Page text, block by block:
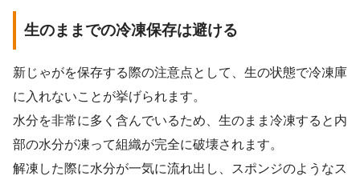
生のままでの冷凍保存は避ける
新じゃがを保存する際の注意点として、生の状態で冷凍庫
に入れないことが挙げられます。
水分を非常に多く含んでいるため、生のまま冷凍すると内
部の水分が凍って組織が完全に破壊されます。
解凍した際に水分が一気に流れ出し、スポンジのようなス